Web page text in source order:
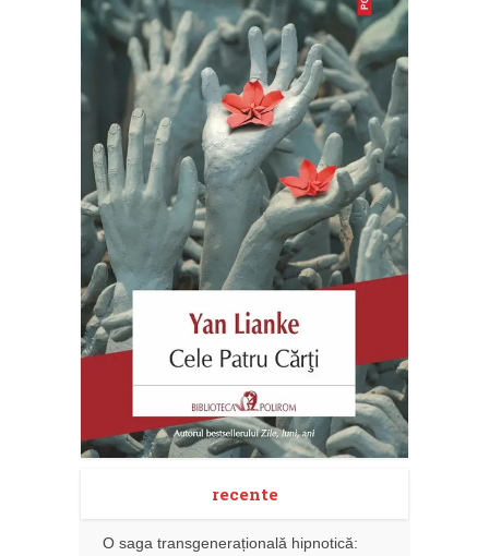
recente
O saga transgenerațională hipnotică: